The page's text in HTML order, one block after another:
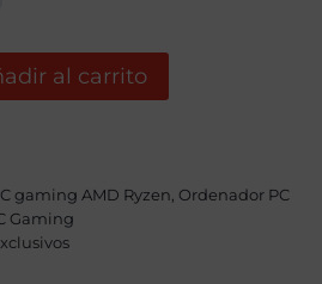
al carrito
gaming AMD Ryzen Ordenador PC
Gaming